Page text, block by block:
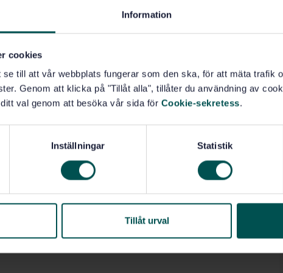
Information
cookies
till att vår webbplats fungerar som den ska, för att mäta trafik
Genom att klicka på "Tillåt alla", tillåter du användning av
val genom att besöka vår sida för Cookie-sekretess.
Inställningar Statistik
Tillåt urval